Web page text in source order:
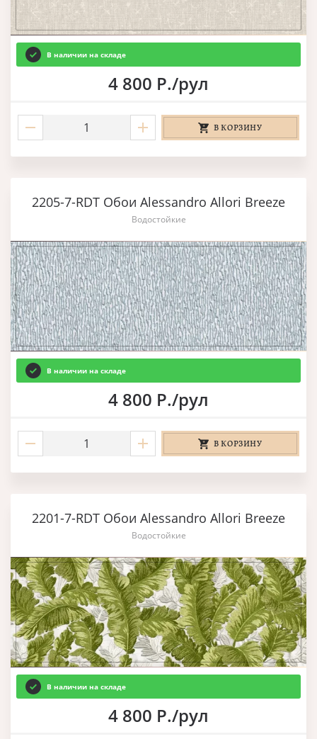
В наличии на складе
4 800 Р./рул
В КОРЗИНУ
2205-7-RDT Обои Alessandro Allori Breeze
Водостойкие
В наличии на складе
4 800 Р./рул
В КОРЗИНУ
2201-7-RDT Обои Alessandro Allori Breeze
Водостойкие
В наличии на складе
4 800 Р./рул